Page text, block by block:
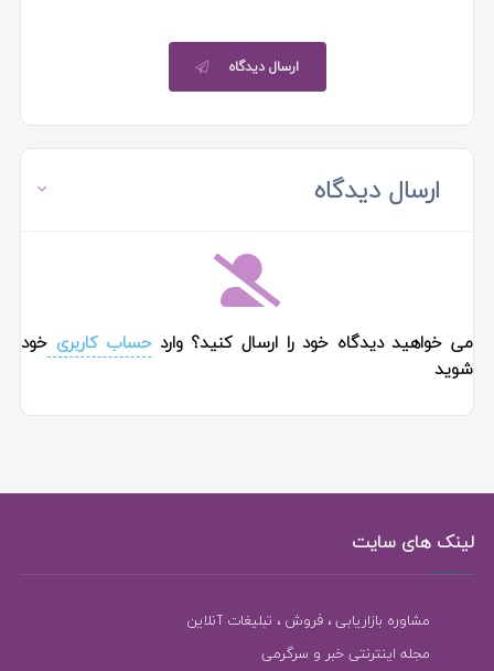
ارسال دیدگاه
ارسال دیدگاه
می خواهید دیدگاه خود را ارسال کنید؟ واردحساب کاربریخود
شوید
لینک های سایت
مشاوره بازاریابی ، فروش ، تبلیغات آنلاین
مجله اینترنتی خبر و سرگرمی